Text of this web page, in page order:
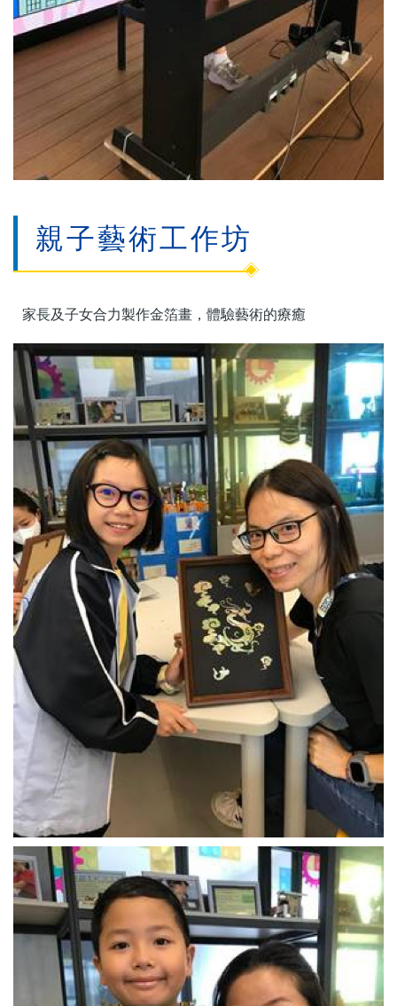
親子藝術工作坊
家長及子女合力製作金箔畫，體驗藝術的療癒